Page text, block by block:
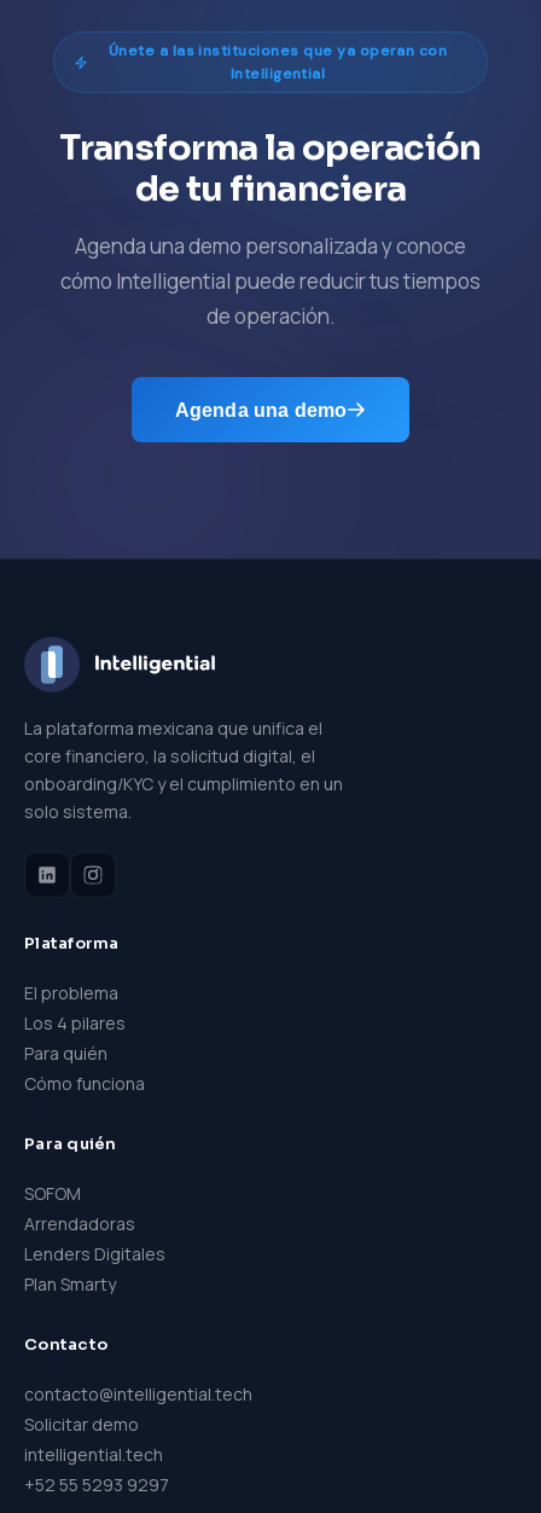
Únete a las instituciones que ya operan con
Intelligential
Transforma la operación
de tu financiera
Agenda una demo personalizada y conoce
cómo Intelligential puede reducir tus tiempos
de operación.
Agenda una demo
La plataforma mexicana que unifica el
core financiero, la solicitud digital, el
onboarding/KYC y el cumplimiento en un
solo sistema.
Plataforma
El problema
Los 4 pilares
Para quién
Cómo funciona
Para quién
SOFOM
Arrendadoras
Lenders Digitales
Plan Smarty
Contacto
contacto@intelligential.tech
Solicitar demo
intelligential.tech
+52 55 5293 9297